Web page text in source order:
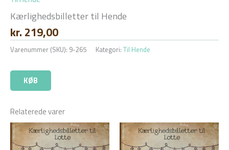
Kærlighedsbilletter til Hende
kr. 219,00
Varenummer (SKU): 9-265 Kategori: Til Hende
KØB
Relaterede varer